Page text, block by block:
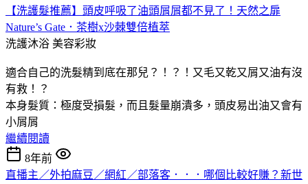
【洗護髮推薦】頭皮呼吸了油頭屑屑都不見了！天然之扉
Nature’s Gate．茶樹x沙棘雙倍植萃
洗護沐浴 美容彩妝
適合自己的洗髮精到底在那兒？！？！又毛又乾又屑又油有沒
有救！？
本身髮質：極度受損髮，而且髮量崩潰多，頭皮易出油又會有
小屑屑
繼續閱讀
8年前
直播主／外拍麻豆／網紅／部落客．．．哪個比較好賺？新世